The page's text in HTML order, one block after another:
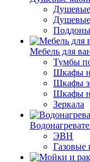
Мебель для
Тумбы
Шкафы
Шкафы
Шкафы
Зеркала
ЭВН
Газовые